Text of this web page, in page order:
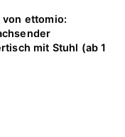
von ettomio:
mit Stuhl (ab 1